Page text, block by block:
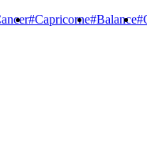
#Capricorne#Balance